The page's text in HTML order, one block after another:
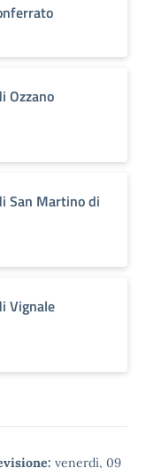
Ozzano
San Martino di
Vignale
venerdì, 09